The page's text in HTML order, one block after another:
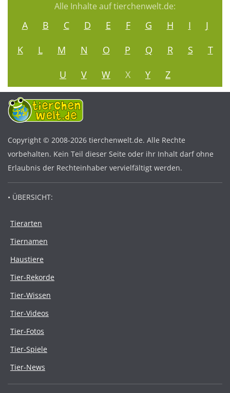
Alle Inhalte auf tierchenwelt.de:
A B C D E F G H I
J
K
L M N O P Q R S
T
U
V W X Y Z
Copyright © 2008-2026 tierchenwelt.de. Alle Rechte
vorbehalten. Kein Teil dieser Seite oder ihr Inhalt darf ohne
Erlaubnis der Rechteinhaber vervielfältigt werden.
• ÜBERSICHT:
Tierarten
Tiernamen
Haustiere
Tier-Rekorde
Tier-Wissen
Tier-Videos
Tier-Fotos
Tier-Spiele
Tier-News